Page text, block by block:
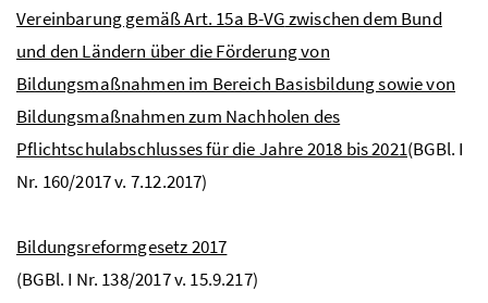
Vereinbarung gemäß Art. 15a B-VGzwischen dem Bund
und den Ländern über die Förderung von
Bildungsmaßnahmen im Bereich Basisbildung sowie von
Bildungsmaßnahmen zum Nachholen des
Pflichtschulabschlusses für die Jahre 2018 bis 2021(BGBl. I
Nr. 160/2017 v. 7.12.2017)
Bildungsreformgesetz 2017
(BGBl. I Nr. 138/2017 v. 15.9.217)